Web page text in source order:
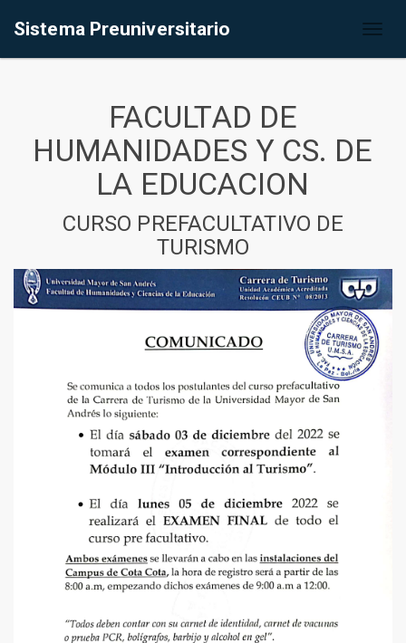
Sistema Preuniversitario
FACULTAD DE
HUMANIDADES Y CS. DE
LA EDUCACION
CURSO PREFACULTATIVO DE
TURISMO